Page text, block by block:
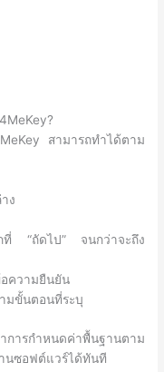
สามารถทำได้ตาม
ง
ที่ “ถัดไป” จนกว่าจะถึง
ความยืนยัน
มขั้นตอนที่ระบุ
การกำหนดค่าพื้นฐานตาม
นซอฟต์แวร์ได้ทันที